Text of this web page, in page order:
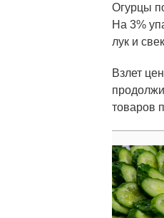
Огурцы
На 3%
лук и
Взлет
товаров